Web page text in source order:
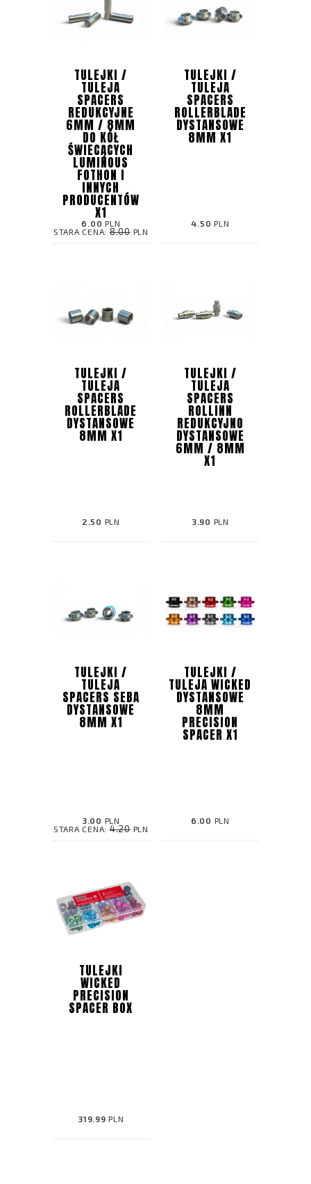
TULEJKI /
TULEJA
SPACERS
REDUKCYJNE
6MM / 8MM
DO KÓŁ
ŚWIECĄCYCH
LUMINOUS
FOTHON I
INNYCH
PRODUCENTÓW
X1
6.00 PLN
STARA CENA:8.00PLN
TULEJKI /
TULEJA
SPACERS
ROLLERBLADE
DYSTANSOWE
8MM X1
4.50 PLN
TULEJKI /
TULEJA
SPACERS
ROLLERBLADE
DYSTANSOWE
8MM X1
2.50 PLN
TULEJKI /
TULEJA
SPACERS
ROLLINN
REDUKCYJNO
DYSTANSOWE
6MM / 8MM
X1
3.90 PLN
TULEJKI /
TULEJA
SPACERS SEBA
DYSTANSOWE
8MM X1
3.00 PLN
STARA CENA:4.20PLN
TULEJKI /
TULEJA WICKED
DYSTANSOWE
8MM
PRECISION
SPACER X1
6.00 PLN
TULEJKI
WICKED
PRECISION
SPACER BOX
319.99 PLN